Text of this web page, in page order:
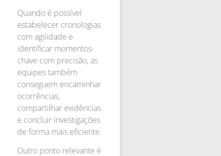
Quando é possível
estabelecer cronologias
com agilidade e
identificar momentos-
chave com precisão, as
equipes também
conseguem encaminhar
ocorrências,
compartilhar evidências
e concluir investigações
de forma mais eficiente.
Outro ponto relevante é